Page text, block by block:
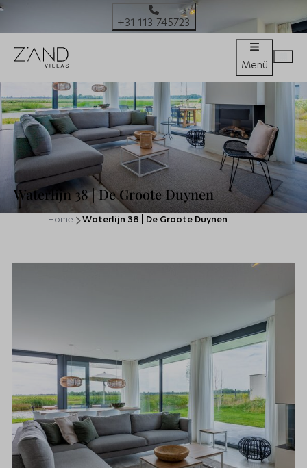
+31 113-745723
Menü
Waterlijn 38 | De Groote Duynen
Home Waterlijn 38 | De Groote Duynen